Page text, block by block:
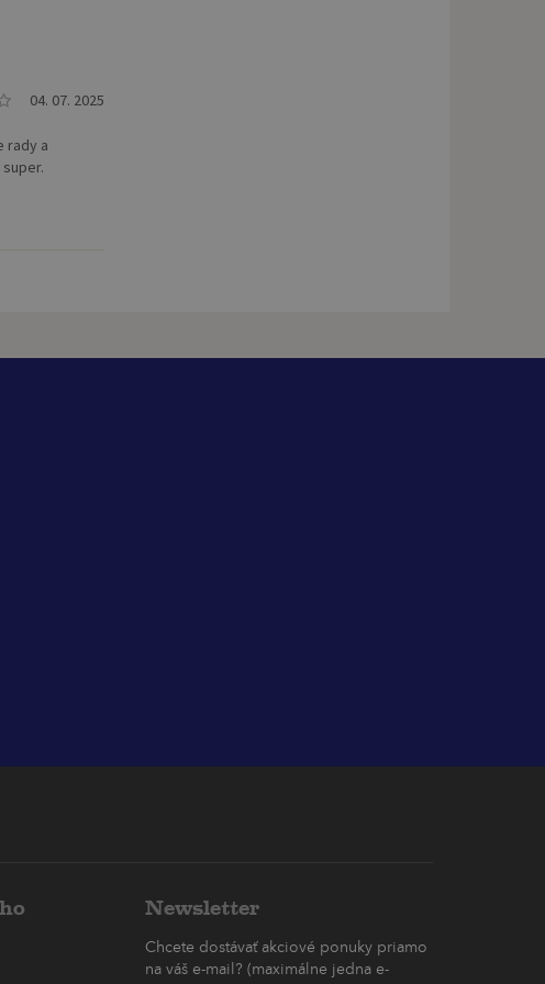
04. 07. 2025
rady a
Newsletter
Chcete dostávať akciové ponuky priamo
na váš e-mail? (maximálne jedna e-